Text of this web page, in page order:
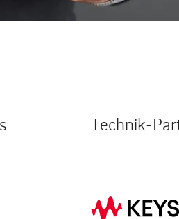
Technik-